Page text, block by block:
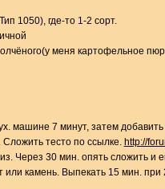
1050), где-то 1-2 сорт.
меня картофельное
машине 7 минут, затем
Сложить тесто по ссылке. http://
Через 30 мин. опять сложить и
или камень. Выпекать 15 мин.